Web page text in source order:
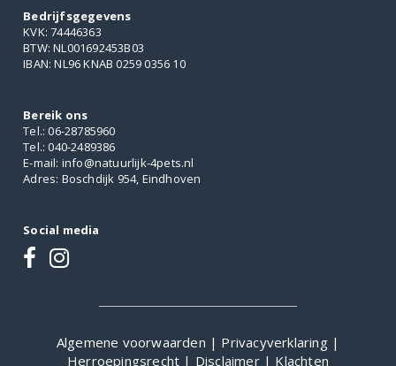
Bedrijfsgegevens
KVK: 74446363
BTW: NL001692453B03
IBAN: NL96 KNAB 0259 0356 10
Bereik ons
Tel.: 06-28785960
Tel.: 040-2489386
E-mail: info@natuurlijk-4pets.nl
Adres: Boschdijk 954, Eindhoven
Social media
Algemene voorwaarden | Privacyverklaring |
Herroepingsrecht | Disclaimer | Klachten